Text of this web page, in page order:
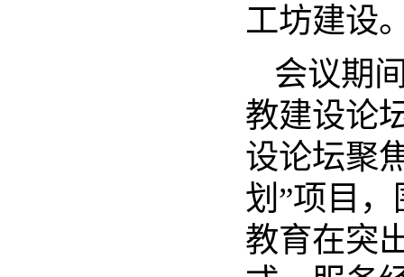
工坊建设
会议期
教建设论
设论坛聚
划”项目
教育在突